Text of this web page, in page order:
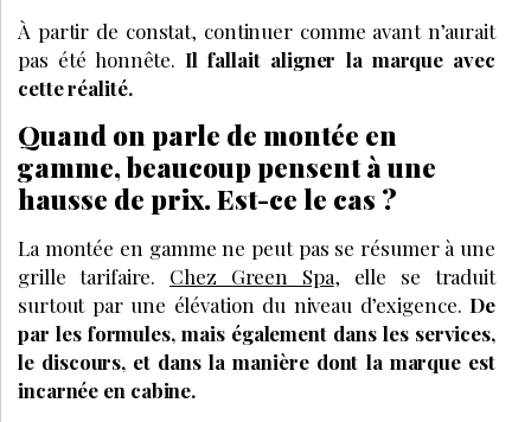
À partir de constat, continuer comme avant n’aurait
pas été honnête. Il fallait aligner la marque avec
cette réalité.
Quand on parle de montée en
gamme, beaucoup pensent à une
hausse de prix. Est-ce le cas ?
La montée en gamme ne peut pas se résumer à une
grille tarifaire. Chez Green Spa, elle se traduit
surtout par une élévation du niveau d’exigence. De
par les formules, mais également dans les services,
le discours, et dans la manière dont la marque est
incarnée en cabine.